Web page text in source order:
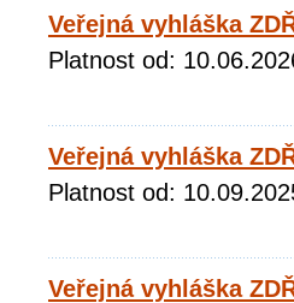
Veřejná vyhláška
Platnost od:
Veřejná vyhláška
Platnost od:
Veřejná vyhláška